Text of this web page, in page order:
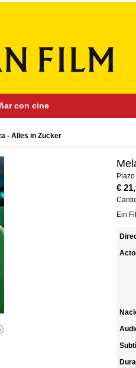
con cine
- Alles in Zucker
€
Ein